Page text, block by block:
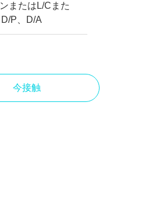
またはL/Cまた
P、D/A
今接触